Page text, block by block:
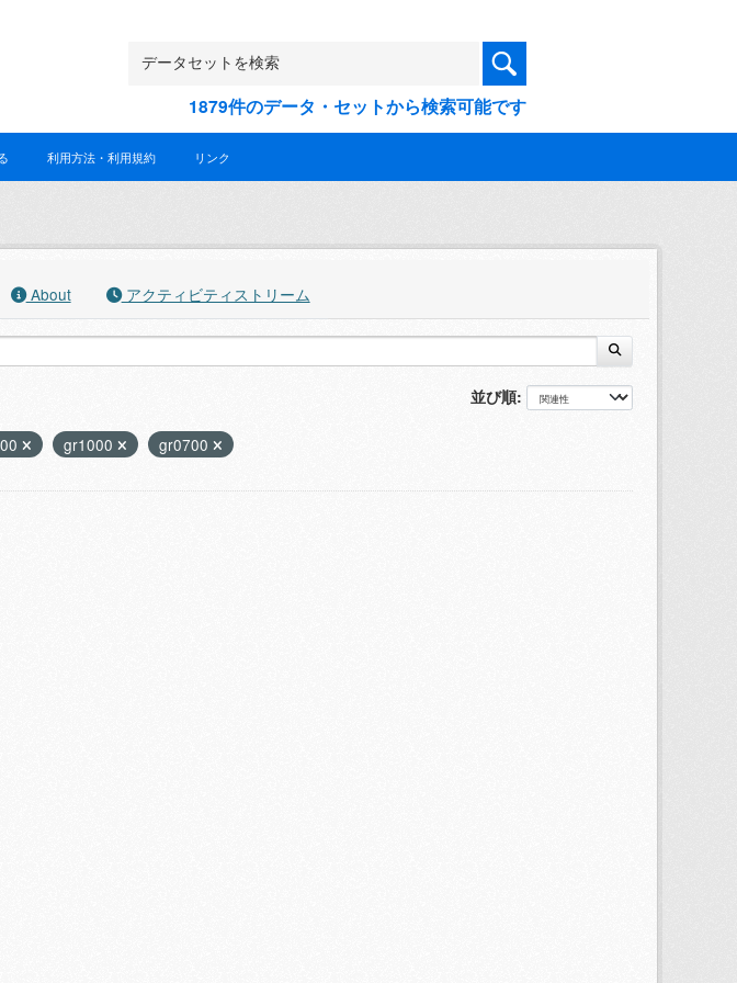
1879件のデータ・セットから検索可能です
利用方法・利用規約 リンク
About アクティビティストリーム
並び順
gr1000 gr0700